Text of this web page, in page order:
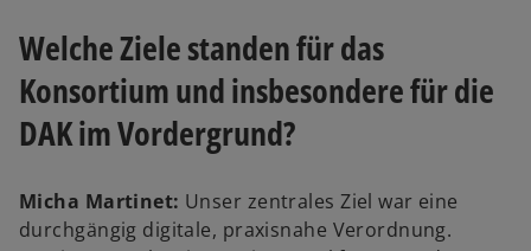
Welche Ziele standen für das
Konsortium und insbesondere für die
DAK im Vordergrund?
Micha Martinet: Unser zentrales Ziel war eine
durchgängig digitale, praxisnahe Verordnung.